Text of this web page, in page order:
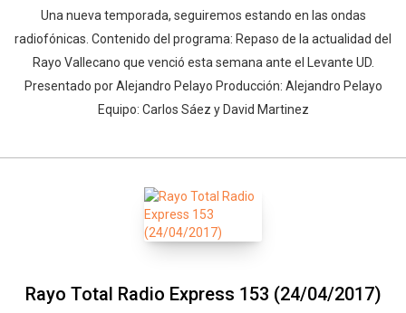
Una nueva temporada, seguiremos estando en las ondas
radiofónicas. Contenido del programa: Repaso de la actualidad del
Rayo Vallecano que venció esta semana ante el Levante UD.
Presentado por Alejandro Pelayo Producción: Alejandro Pelayo
Equipo: Carlos Sáez y David Martinez
Rayo Total Radio Express 153 (24/04/2017)